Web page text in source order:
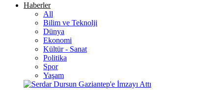
Haberler
All
Bilim ve Teknolji
Dünya
Ekonomi
Kültür - Sanat
Politika
Spor
Yaşam